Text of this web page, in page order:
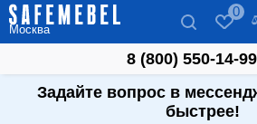
Москва
0
8 (800) 550-14-99
Задайте вопрос в
быстрее!